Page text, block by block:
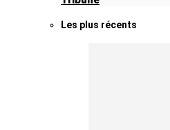
Les plus récents